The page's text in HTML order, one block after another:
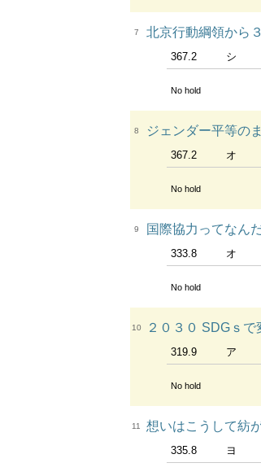
7 北京行動綱領から
367.2 シ
No hold
8 ジェンダー平等の
367.2 オ
No hold
9 国際協力ってなん
333.8 オ
No hold
10 ２０３０ SDGｓ
319.9 ア
No hold
11 想いはこうして紡
335.8 ヨ